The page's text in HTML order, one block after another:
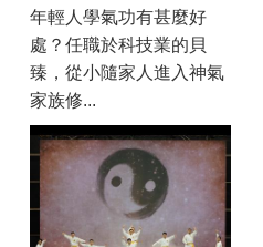
年輕人學氣功有甚麼好
處？任職於科技業的貝
臻，從小隨家人進入神氣
家族修...